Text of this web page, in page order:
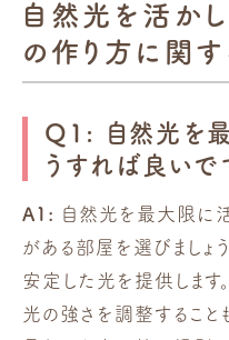
自然光を活か
の作り方に関
Q1: 自然光を
うすれば良いで
A1: 自然光を最大限に
がある部屋を選びましょ
安定した光を提供します
光の強さを調整するこ